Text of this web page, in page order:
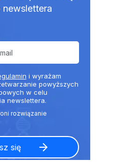
newslettera
i wyrażam
powyższych
w celu
newslettera.